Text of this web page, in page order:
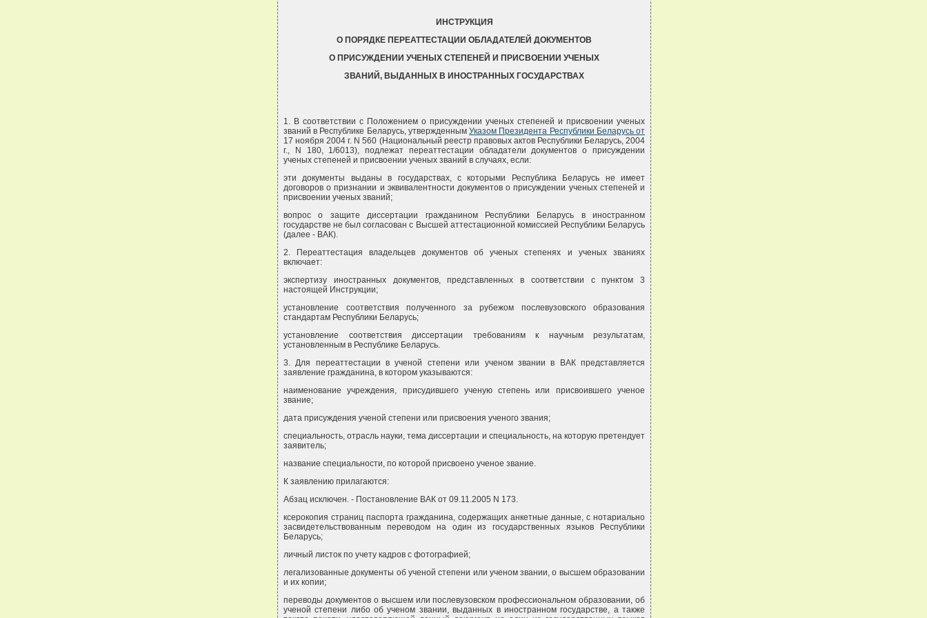
ИНСТРУКЦИЯ
О ПОРЯДКЕ ПЕРЕАТТЕСТАЦИИ ОБЛАДАТЕЛЕЙ ДОКУМЕНТОВ
О ПРИСУЖДЕНИИ УЧЕНЫХ СТЕПЕНЕЙ И ПРИСВОЕНИИ УЧЕНЫХ
ЗВАНИЙ, ВЫДАННЫХ В ИНОСТРАННЫХ ГОСУДАРСТВАХ
1. В соответствии с Положением о присуждении ученых степеней и присвоении ученых
званий в Республике Беларусь, утвержденнымУказом Президента Республики Беларусь от
17 ноября 2004 г. N 560 (Национальный реестр правовых актов Республики Беларусь, 2004
г., N 180, 1/6013), подлежат переаттестации обладатели документов о присуждении
ученых степеней и присвоении ученых званий в случаях, если:
эти документы выданы в государствах, с которыми Республика Беларусь не имеет
договоров о признании и эквивалентности документов о присуждении ученых степеней и
присвоении ученых званий;
вопрос о защите диссертации гражданином Республики Беларусь в иностранном
государстве не был согласован с Высшей аттестационной комиссией Республики Беларусь
(далее - ВАК).
2. Переаттестация владельцев документов об ученых степенях и ученых званиях
включает:
экспертизу иностранных документов, представленных в соответствии с пунктом 3
настоящей Инструкции;
установление соответствия полученного за рубежом послевузовского образования
стандартам Республики Беларусь;
установление соответствия диссертации требованиям к научным результатам,
установленным в Республике Беларусь.
3. Для переаттестации в ученой степени или ученом звании в ВАК представляется
заявление гражданина, в котором указываются:
наименование учреждения, присудившего ученую степень или присвоившего ученое
звание;
дата присуждения ученой степени или присвоения ученого звания;
специальность, отрасль науки, тема диссертации и специальность, на которую претендует
заявитель;
название специальности, по которой присвоено ученое звание.
К заявлению прилагаются:
Абзац исключен. - Постановление ВАК от 09.11.2005 N 173.
ксерокопия страниц паспорта гражданина, содержащих анкетные данные, с нотариально
засвидетельствованным переводом на один из государственных языков Республики
Беларусь;
личный листок по учету кадров с фотографией;
легализованные документы об ученой степени или ученом звании, о высшем образовании
и их копии;
переводы документов о высшем или послевузовском профессиональном образовании, об
ученой степени либо об ученом звании, выданных в иностранном государстве, а также